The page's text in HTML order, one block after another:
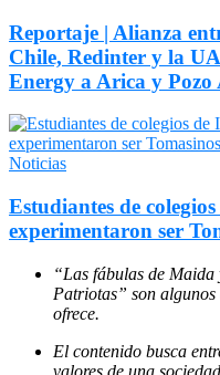
Reportaje | Alianza
Chile, Redinter y la
Energy a Arica y Pozo
Noticias
Estudiantes de
experimentaron ser
“Las fábulas de
Patriotas” son
ofrece.
El contenido busca
valores de una